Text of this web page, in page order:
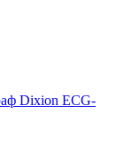
Dixion ECG-